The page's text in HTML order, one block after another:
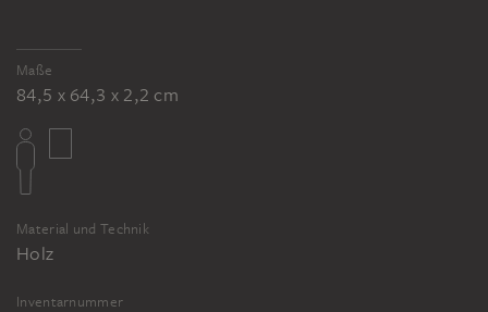
Maße
84,5 x 64,3 x 2,2 cm
Material und Technik
Holz
Inventarnummer